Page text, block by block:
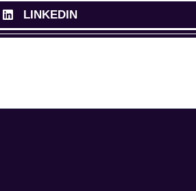
LINKEDIN